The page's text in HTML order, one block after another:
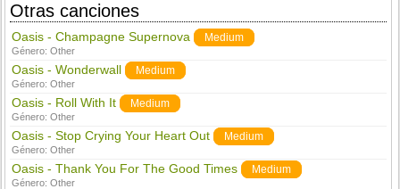
Otras canciones
Oasis - Champagne Supernova Medium
Género:Other
Oasis - Wonderwall Medium
Género:Other
Oasis - Roll With It Medium
Género:Other
Oasis - Stop Crying Your Heart Out Medium
Género:Other
Oasis - Thank You For The Good Times Medium
Género:Other